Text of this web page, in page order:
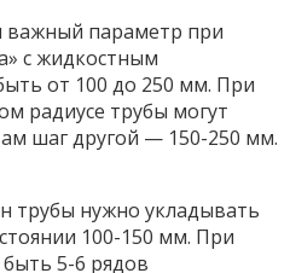
параметр при
с жидкостным
от 100 до 250 мм. При
радиусе трубы могут
шаг другой — 150-250 мм.
трубы нужно укладывать
100-150 мм. При
5-6 рядов